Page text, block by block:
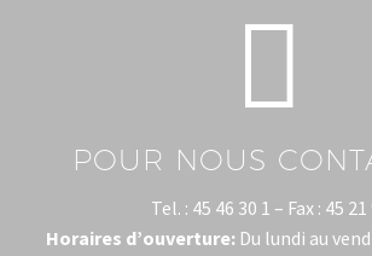


POUR NOUS
Tel. : 45 46 30 1 – Fax : 45 21
Horaires d’ouverture:Du lundi au